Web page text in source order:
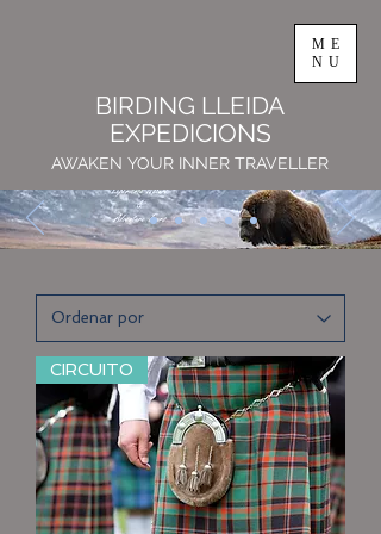
BIRDING LLEIDA
EXPEDICIONS
AWAKEN YOUR INNER TRAVELLER
ME
NU
CIRCUITO